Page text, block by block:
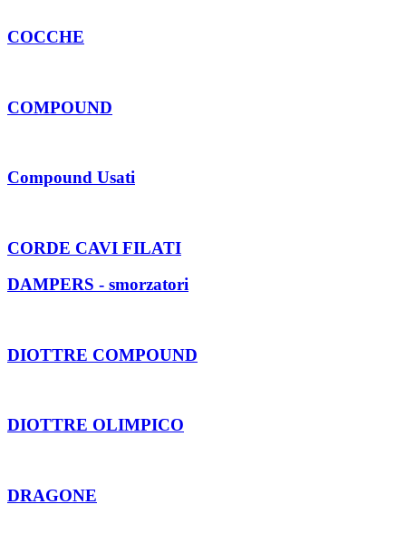
COCCHE
COMPOUND
Compound Usati
CORDE CAVI FILATI
DAMPERS - smorzatori
DIOTTRE COMPOUND
DIOTTRE OLIMPICO
DRAGONE